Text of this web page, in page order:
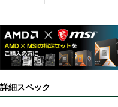
詳細スペック